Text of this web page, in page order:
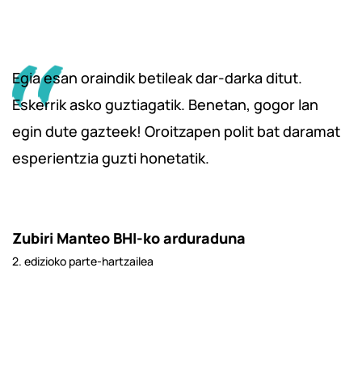
Egia esan oraindik betileak dar-darka ditut.
Eskerrik asko guztiagatik. Benetan, gogor lan
egin dute gazteek! Oroitzapen polit bat daramat
esperientzia guzti honetatik.
Zubiri Manteo BHI-ko arduraduna
2. edizioko parte-hartzailea